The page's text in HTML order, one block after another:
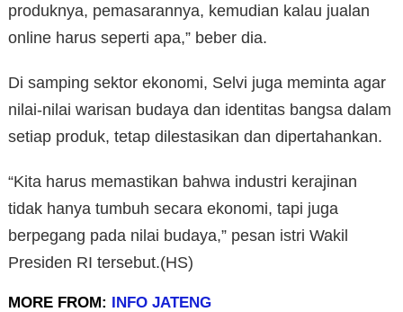
produknya, pemasarannya, kemudian kalau jualan
online harus seperti apa,” beber dia.
Di samping sektor ekonomi, Selvi juga meminta agar
nilai-nilai warisan budaya dan identitas bangsa dalam
setiap produk, tetap dilestasikan dan dipertahankan.
“Kita harus memastikan bahwa industri kerajinan
tidak hanya tumbuh secara ekonomi, tapi juga
berpegang pada nilai budaya,” pesan istri Wakil
Presiden RI tersebut.(HS)
MORE FROM: INFO JATENG